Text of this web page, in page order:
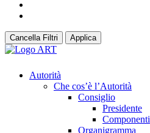
Cancella Filtri Applica
Autorità
Che cos’è l’Autorità
Consiglio
Presidente
Componenti
Organigramma